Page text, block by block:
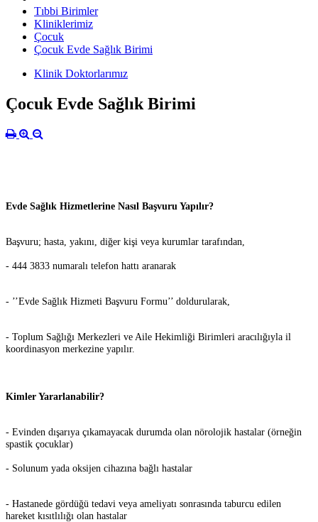
Tıbbi Birimler
Kliniklerimiz
Çocuk
Çocuk Evde Sağlık Birimi
Klinik Doktorlarımız
Çocuk Evde Sağlık Birimi
Evde Sağlık Hizmetlerine Nasıl Başvuru Yapılır?
Başvuru; hasta, yakını, diğer kişi veya kurumlar tarafından,
- 444 3833 numaralı telefon hattı aranarak
- ’’Evde Sağlık Hizmeti Başvuru Formu’’ doldurularak,
- Toplum Sağlığı Merkezleri ve Aile Hekimliği Birimleri aracılığıyla il
koordinasyon merkezine yapılır.
Kimler Yararlanabilir?
- Evinden dışarıya çıkamayacak durumda olan nörolojik hastalar (örneğin
spastik çocuklar)
- Solunum yada oksijen cihazına bağlı hastalar
- Hastanede gördüğü tedavi veya ameliyatı sonrasında taburcu edilen
hareket kısıtlılığı olan hastalar